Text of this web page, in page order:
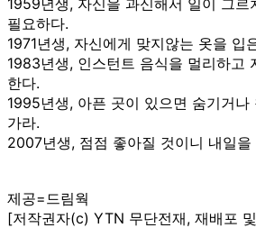
필요하다.
1971년생, 자신에게 맞지않는 옷을 입
1983년생, 인스턴트 음식을 멀리하고
한다.
1995년생, 아픈 곳이 있으면 숨기거
가라.
2007년생, 점점 좋아질 것이니 내일을
제공=드림웍
[저작권자(c) YTN 무단전재, 재배포